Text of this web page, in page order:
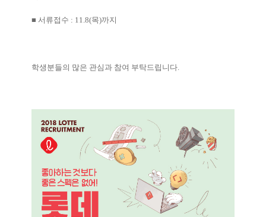
■ 서류접수 : 11.8(목)까지
학생분들의 많은 관심과 참여 부탁드립니다.